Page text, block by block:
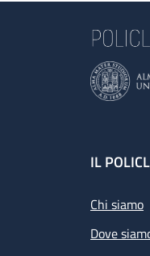
IL
Chi siamo
Dove